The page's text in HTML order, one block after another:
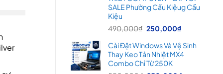
SALE Phường Cầu Kiệug Cầu
Kiệu
490,000₫ Giá
là:
490,000₫.
250,000₫
tại
là:
Cài Đặt Windows Và Vệ Sinh
Thay Keo Tản Nhiệt MX4
Combo Chỉ Từ 250K